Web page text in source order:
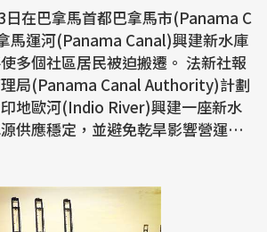
在巴拿馬首都巴拿馬市(Panama C
馬運河(Panama Canal)興建新水庫
社區居民被迫搬遷。 法新社報
局(Panama Canal Authority)計劃
地歐河(Indio River)興建一座新水
供應穩定，並避免乾旱影響營運。